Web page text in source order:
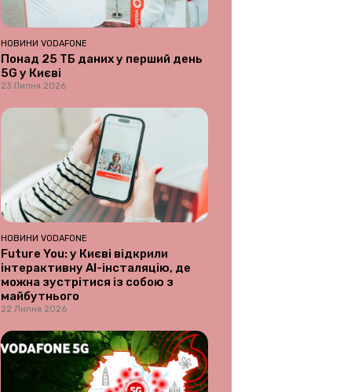
НОВИНИ VODAFONE
Понад 25 ТБ даних у перший день
5G у Києві
23 Липня 2026
НОВИНИ VODAFONE
Future You: у Києві відкрили
інтерактивну AI-інсталяцію, де
можна зустрітися із собою з
майбутнього
22 Липня 2026